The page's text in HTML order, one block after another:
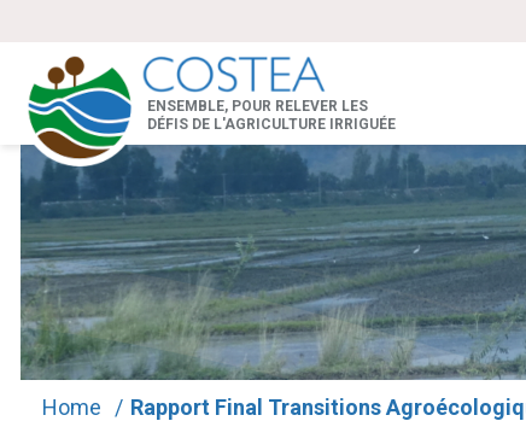
ENSEMBLE, POUR RELEVER LES
DÉFIS DE L'AGRICULTURE IRRIGUÉE
Home / Rapport Final Transitions